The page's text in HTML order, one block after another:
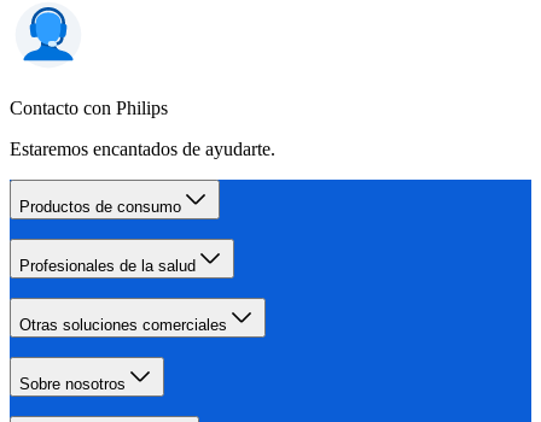
Contacto con Philips
Estaremos encantados de ayudarte.
Productos de consumo
Profesionales de la salud
Otras soluciones comerciales
Sobre nosotros